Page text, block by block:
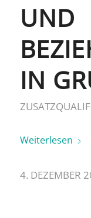
UND
IN
Weiterlesen
4. DEZEMBER